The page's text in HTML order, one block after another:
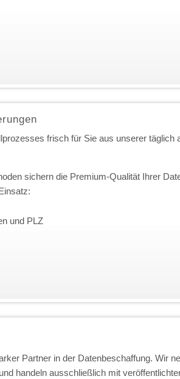
frisch für Sie aus unserer täglich
sichern die Premium-Qualität Ihrer
und PLZ
Partner in der Datenbeschaffung. Wir
handeln ausschließlich mit